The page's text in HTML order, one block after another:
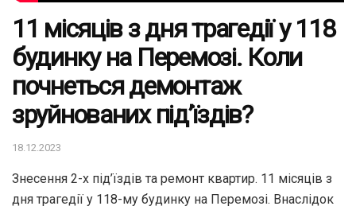
11 місяців з дня трагедії у 118
будинку на Перемозі. Коли
почнеться демонтаж
зруйнованих під’їздів?
18.12.2023
Знесення 2-х під’їздів та ремонт квартир. 11 місяців з
дня трагедії у 118-му будинку на Перемозі. Внаслідок